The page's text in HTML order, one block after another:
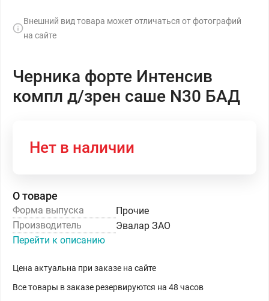
Внешний вид товара может отличаться от фотографий
на сайте
Черника форте Интенсив
компл д/зрен саше N30 БАД
Нет в наличии
О товаре
Форма выпуска
Прочие
Производитель
Эвалар ЗАО
Перейти к описанию
Цена актуальна при заказе на сайте
Все товары в заказе резервируются на 48 часов